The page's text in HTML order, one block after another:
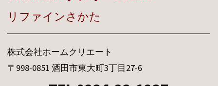
リファインさかた
株式会社ホームクリエート
〒998-0851 酒田市東大町3丁目27-6